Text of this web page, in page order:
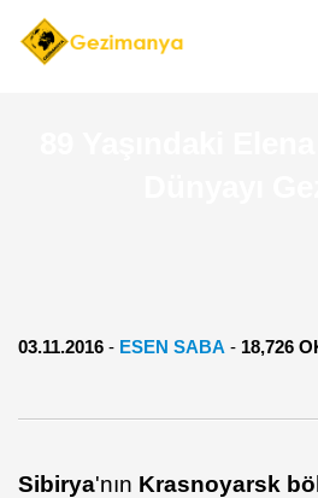
03.11.2016 - ESEN SABA - 18,726
Sibirya'nın Krasnoyarsk